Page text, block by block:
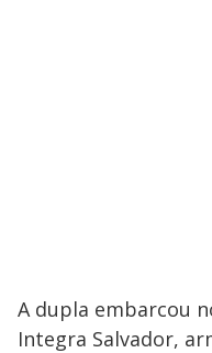
A dupla embarcou
Integra Salvador,